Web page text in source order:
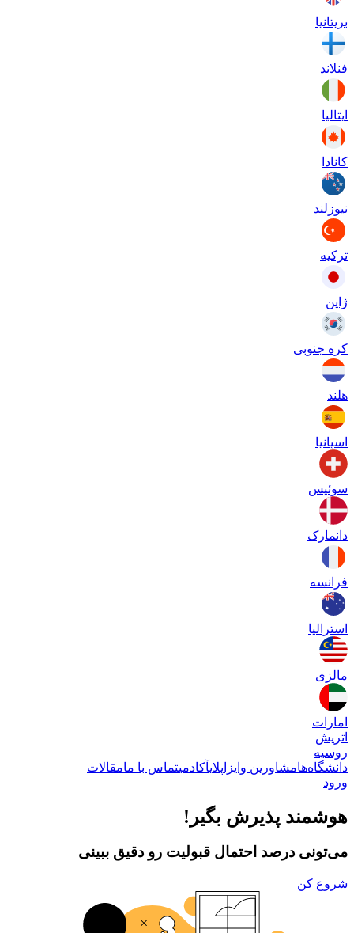
بریتانیا
فنلاند
ایتالیا
کانادا
نیوزلند
ترکیه
ژاپن
کره جنوبی
هلند
اسپانیا
سوئیس
دانمارک
فرانسه
استرالیا
مالزی
امارات
اتریش
روسیه
دانشگاه‌هامشاورین وایزاپلایآکادمیتماس با مامقالات
ورود
هوشمند پذیرش بگیر!
می‌تونی درصد احتمال قبولیت رو دقیق ببینی
شروع کن